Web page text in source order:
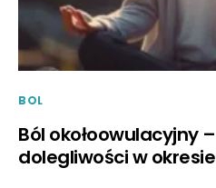
BOL
Ból okołoowulacyjny
dolegliwości w